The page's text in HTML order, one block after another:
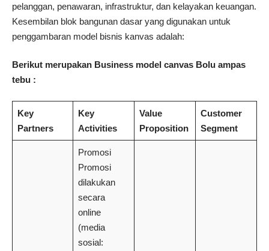
pelanggan, penawaran, infrastruktur, dan kelayakan keuangan.
Kesembilan blok bangunan dasar yang digunakan untuk
penggambaran model bisnis kanvas adalah:
Berikut merupakan Business model canvas Bolu ampas
tebu :
Key
Partners
Key
Activities
Value
Proposition
Customer
Segment
Promosi
Promosi
dilakukan
secara
online
(media
sosial: